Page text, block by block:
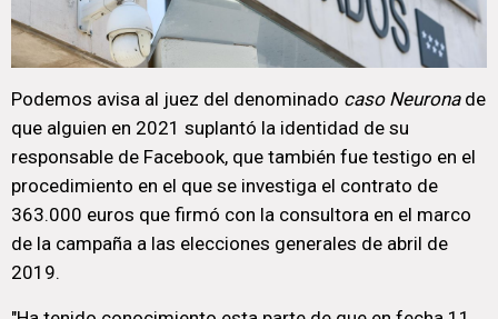
Podemos avisa al juez del denominado caso Neurona de
que alguien en 2021 suplantó la identidad de su
responsable de Facebook, que también fue testigo en el
procedimiento en el que se investiga el contrato de
363.000 euros que firmó con la consultora en el marco
de la campaña a las elecciones generales de abril de
2019.